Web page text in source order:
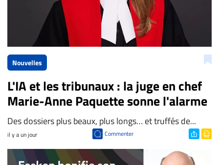
Nouvelles
L'IA et les tribunaux : la juge en chef
Marie-Anne Paquette sonne l'alarme
Des dossiers plus beaux, plus longs… et truffés de...
il y a un jour Commenter